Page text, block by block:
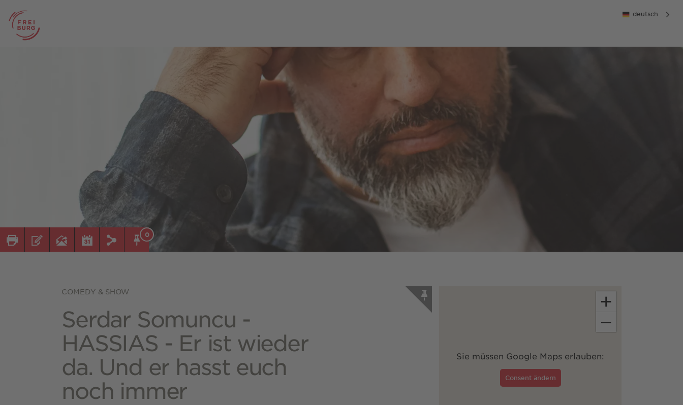
deutsch
0
COMEDY & SHOW
Serdar Somuncu -
HASSIAS - Er ist wieder
da. Und er hasst euch
noch immer
Sie müssen Google Maps erlauben:
Consent ändern
+
−